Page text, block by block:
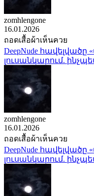
zomhlengone
16.01.2026
ถอดเสื้อผ้าเห็นควย
DeepNude
լուսանկարում.
zomhlengone
16.01.2026
ถอดเสื้อผ้าเห็นควย
DeepNude
լուսանկարում.